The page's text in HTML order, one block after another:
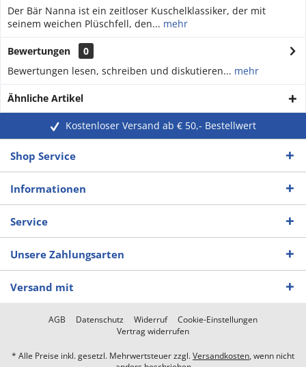
Der Bär Nanna ist ein zeitloser Kuschelklassiker, der mit
seinem weichen Plüschfell, den... mehr
Bewertungen
0
Bewertungen lesen, schreiben und diskutieren... mehr
Ähnliche Artikel
Kostenloser Versand ab € 50,- Bestellwert
Shop Service
Informationen
Service
Unsere Zahlungsarten
Versand mit
AGB Datenschutz Widerruf
Cookie-Einstellungen
Vertrag widerrufen
* Alle Preise inkl. gesetzl. Mehrwertsteuer zzgl.Versandkosten, wenn nicht